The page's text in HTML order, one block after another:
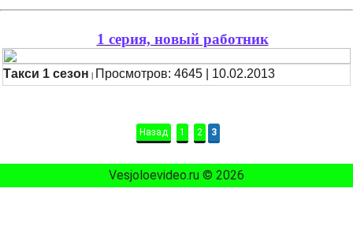
1 серия, новый работник
Такси 1 сезон Просмотров: 4645 | 10.02.2013
Назад 1 2 3
Vesjoloevideo.ru © 2026